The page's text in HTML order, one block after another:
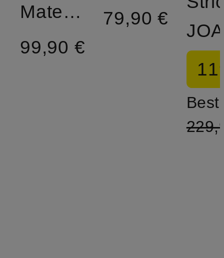
Materialmix
99,90 €
79,90 €